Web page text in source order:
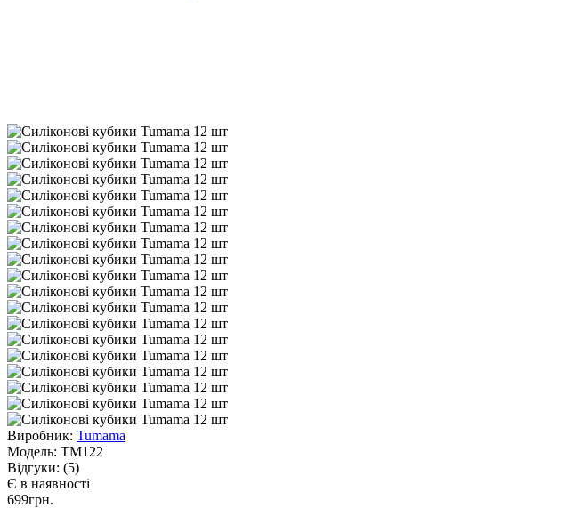
Виробник: Tumama
Модель: TM122
Відгуки: (5)
Є в наявності
699грн.